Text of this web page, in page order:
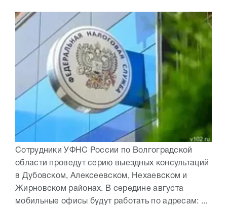
Сотрудники УФНС России по Волгоградской
области проведут серию выездных консультаций
в Дубовском, Алексеевском, Нехаевском и
Жирновском районах. В середине августа
мобильные офисы будут работать по адресам: ...